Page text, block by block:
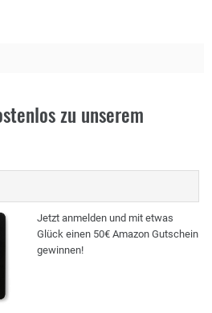
zu unserem
Jetzt anmelden und mit etwas
Glück einen 50€ Amazon Gutschein
gewinnen!